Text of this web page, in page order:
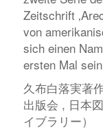
Zeitschrift
von
sich einen
ersten Mal
久布白落実著
出版会 , 日本
イブラリー）